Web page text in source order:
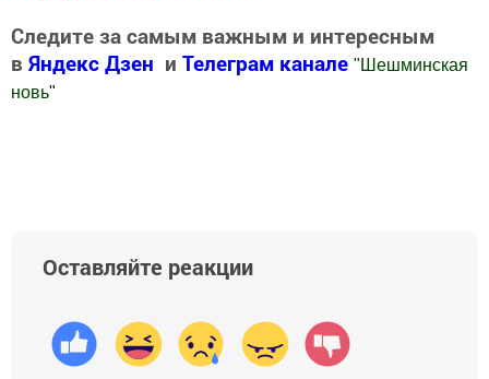
Следите за самым важным и интересным
в Яндекс Дзен и Телеграм канале " Шешминская
новь"
Оставляйте реакции